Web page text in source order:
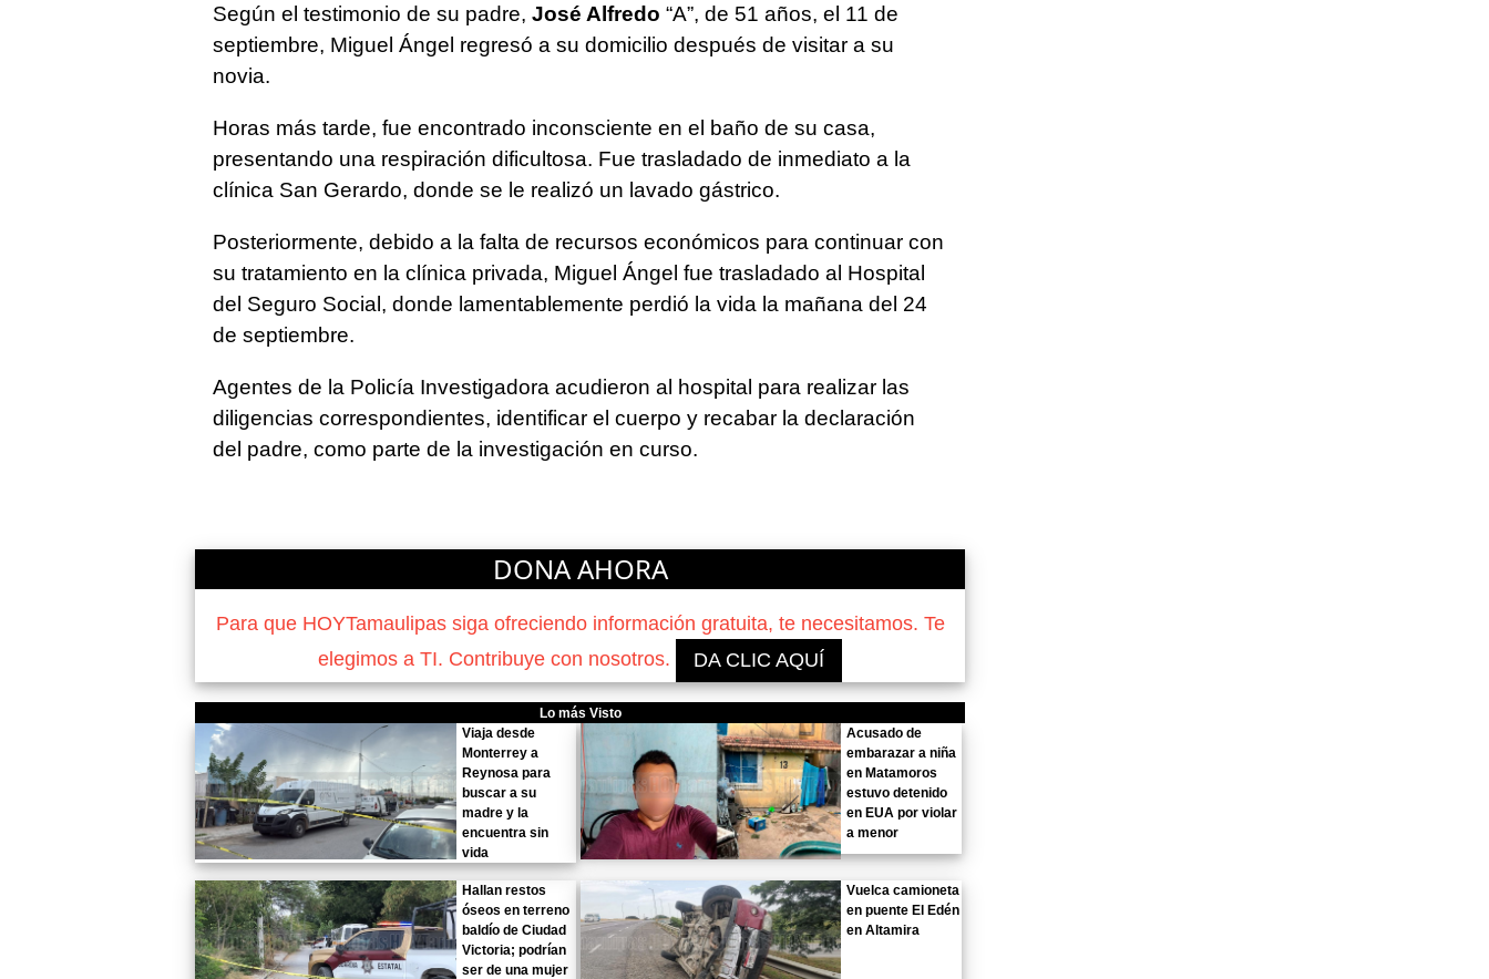
Según el testimonio de su padre, José Alfredo “A”, de 51 años, el 11 de
septiembre, Miguel Ángel regresó a su domicilio después de visitar a su
novia.
Horas más tarde, fue encontrado inconsciente en el baño de su casa,
presentando una respiración dificultosa. Fue trasladado de inmediato a la
clínica San Gerardo, donde se le realizó un lavado gástrico.
Posteriormente, debido a la falta de recursos económicos para continuar con
su tratamiento en la clínica privada, Miguel Ángel fue trasladado al Hospital
del Seguro Social, donde lamentablemente perdió la vida la mañana del 24
de septiembre.
Agentes de la Policía Investigadora acudieron al hospital para realizar las
diligencias correspondientes, identificar el cuerpo y recabar la declaración
del padre, como parte de la investigación en curso.
DONA AHORA
Para que HOYTamaulipas siga ofreciendo información gratuita, te necesitamos. Te
elegimos a TI. Contribuye con nosotros.
DA CLIC AQUÍ
Lo más Visto
Viaja desde
Monterrey a
Reynosa para
buscar a su
madre y la
encuentra sin
vida
Acusado de
embarazar a niña
en Matamoros
estuvo detenido
en EUA por violar
a menor
Hallan restos
óseos en terreno
baldío de Ciudad
Victoria; podrían
ser de una mujer
Vuelca camioneta
en puente El Edén
en Altamira